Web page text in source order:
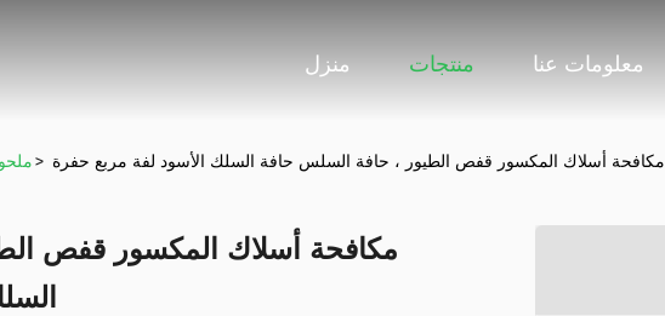
منزل منتجات معلومات عنا
> مكافحة أسلاك المكسور قفص الطيور ، حافة السلس حافة السلك الأسود لفة مربع حفرة
مكافحة أسلاك المكسور قفص